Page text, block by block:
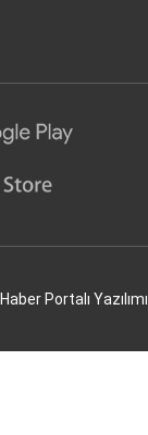
Haber Portalı Yazılımı